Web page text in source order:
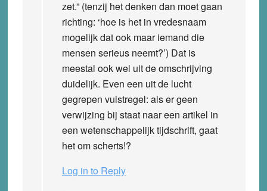
zet.” (tenzij het denken dan moet gaan
richting: ‘hoe is het in vredesnaam
mogelijk dat ook maar iemand die
mensen serieus neemt?’) Dat is
meestal ook wel uit de omschrijving
duidelijk. Even een uit de lucht
gegrepen vuistregel: als er geen
verwijzing bij staat naar een artikel in
een wetenschappelijk tijdschrift, gaat
het om scherts!?
Log in to Reply